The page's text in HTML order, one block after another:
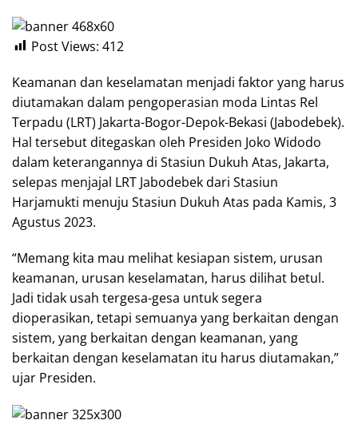
Post Views: 412
Keamanan dan keselamatan menjadi faktor yang harus
diutamakan dalam pengoperasian moda Lintas Rel
Terpadu (LRT) Jakarta-Bogor-Depok-Bekasi (Jabodebek).
Hal tersebut ditegaskan oleh Presiden Joko Widodo
dalam keterangannya di Stasiun Dukuh Atas, Jakarta,
selepas menjajal LRT Jabodebek dari Stasiun
Harjamukti menuju Stasiun Dukuh Atas pada Kamis, 3
Agustus 2023.
“Memang kita mau melihat kesiapan sistem, urusan
keamanan, urusan keselamatan, harus dilihat betul.
Jadi tidak usah tergesa-gesa untuk segera
dioperasikan, tetapi semuanya yang berkaitan dengan
sistem, yang berkaitan dengan keamanan, yang
berkaitan dengan keselamatan itu harus diutamakan,”
ujar Presiden.